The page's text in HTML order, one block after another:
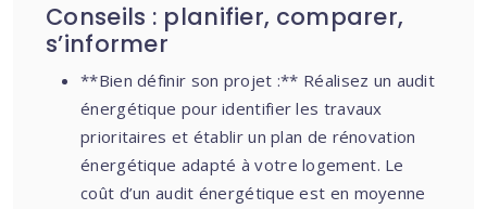
Conseils : planifier, comparer,
s’informer
**Bien définir son projet :** Réalisez un audit
énergétique pour identifier les travaux
prioritaires et établir un plan de rénovation
énergétique adapté à votre logement. Le
coût d’un audit énergétique est en moyenne